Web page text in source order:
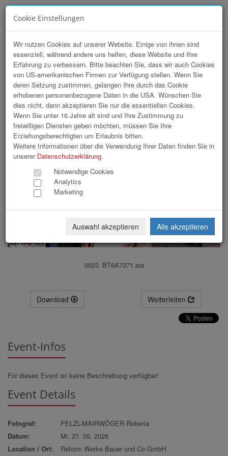
hr-lounge Mitte zu Gast bei Reform
Werke
0023_BT6A7371.jpg
Download Weiterleiten
Event-Infos
Für dieses Event ist keine Beschreibung verfügbar!
Event Details
Fotograf:
PELZL-MAIRWÖGER Roberta
Datum:
Mi, 27. 05. 2026
Location / Ort:
Reform Werke Bauer und Co GmbH
Cookie Einstellungen
Wir nutzen Cookies auf unserer Website. Einige von ihnen sind
essenziell, während andere uns helfen, diese Website und Ihre
Erfahrung zu verbessern. Bitte beachten Sie, dass wir auch Cookies
von US-amerikanischen Firmen zur Verfügung stellen. Wenn Sie
deren Setzung zustimmen, gelangen Ihre durch das Cookie
erhobenen personenbezogene Daten in die USA. Wünschen Sie
dies nicht, dann akzeptieren Sie nur die essentiellen Cookies.
Wenn Sie unter 16 Jahre alt sind und Ihre Zustimmung zu
freiwilligen Diensten geben möchten, müssen Sie Ihre
Erziehungsberechtigten um Erlaubnis bitten.
Weitere Informationen über die Verwendung Ihrer Daten finden Sie in
unserer Datenschutzerklärung.
Notwendige Cookies
Analytics
Marketing
Auswahl akzeptieren Alle akzeptieren